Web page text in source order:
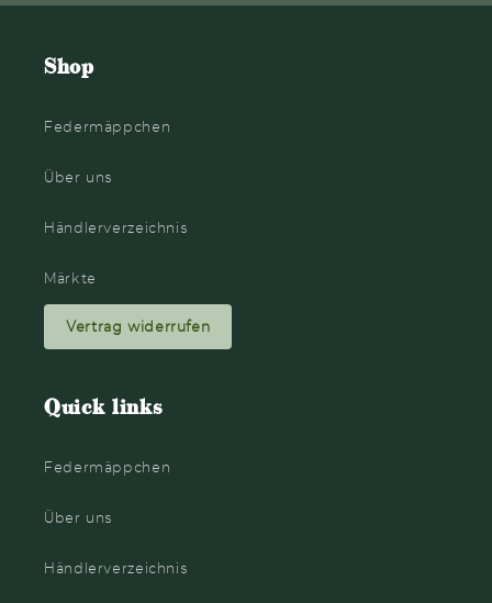
Shop
Federmäppchen
Über uns
Händlerverzeichnis
Märkte
Vertrag widerrufen
Quick links
Federmäppchen
Über uns
Händlerverzeichnis